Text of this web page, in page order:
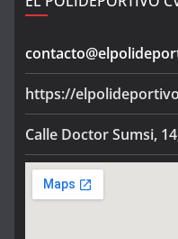
https://
Calle Doctor Sumsi,